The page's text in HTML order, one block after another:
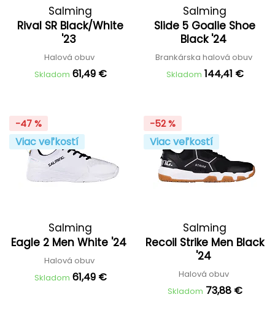
Salming
Rival SR Black/White
'23
Halová obuv
Skladom 61,49 €
Salming
Slide 5 Goalie Shoe
Black '24
Brankárska halová obuv
Skladom 144,41 €
-47 %
Viac veľkostí
Salming
Eagle 2 Men White '24
Halová obuv
Skladom 61,49 €
-52 %
Viac veľkostí
Salming
Recoil Strike Men Black
'24
Halová obuv
Skladom 73,88 €